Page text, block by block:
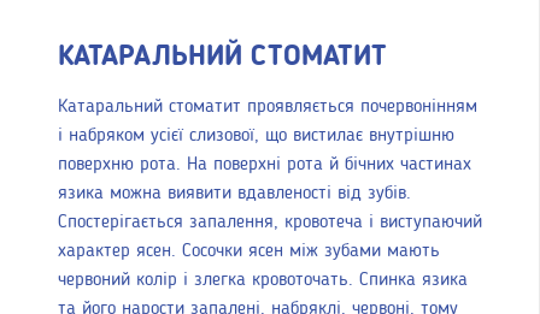
КАТАРАЛЬНИЙ СТОМАТИТ
Катаральний стоматит проявляється почервонінням
і набряком усієї слизової, що вистилає внутрішню
поверхню рота. На поверхні рота й бічних частинах
язика можна виявити вдавленості від зубів.
Спостерігається запалення, кровотеча і виступаючий
характер ясен. Сосочки ясен між зубами мають
червоний колір і злегка кровоточать. Спинка язика
та його нарости запалені, набряклі, червоні, тому